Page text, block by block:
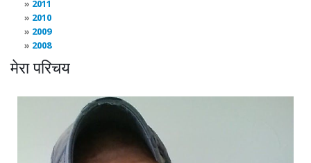
2011
2010
2009
2008
मेरा परिचय